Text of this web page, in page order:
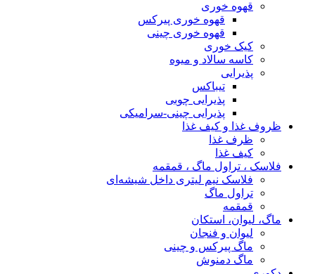
قهوه خوری
قهوه خوری پیرکس
قهوه خوری چینی
کیک خوری
کاسه سالاد و میوه
پذیرایی
تیباکس
پذیرایی چوبی
پذیرایی چینی-سرامیکی
ظروف غذا و کیف غذا
ظرف غذا
کیف غذا
فلاسک ، تراول ماگ ، قمقمه
فلاسک نیم لیتری داخل شیشه‌ای
تراول ماگ
قمقمه
ماگ، لیوان، استکان
لیوان و فنجان
ماگ پیرکس و چینی
ماگ دمنوش